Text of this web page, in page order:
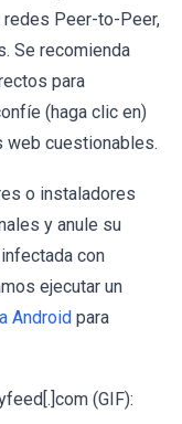
Peer-to-Peer,
Se recomienda
para
(haga clic en)
web cuestionables.
o instaladores
y anule su
con
ejecutar un
Android para
(GIF):